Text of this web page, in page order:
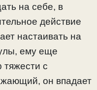
на себе, в
действие
настаивать на
ему еще
тяжести с
он впадает